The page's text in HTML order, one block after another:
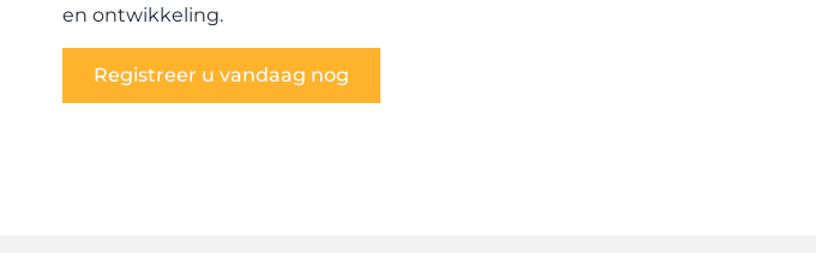
en ontwikkeling.
Registreer u vandaag nog